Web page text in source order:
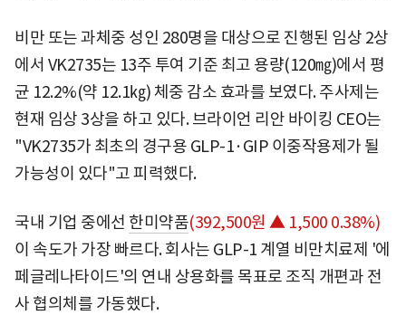
비만 또는 과체중 성인 280명을 대상으로 진행된 임상 2상
에서 VK2735는 13주 투여 기준 최고 용량(120㎎)에서 평
균 12.2%(약 12.1㎏) 체중 감소 효과를 보였다. 주사제는
현재 임상 3상을 하고 있다. 브라이언 리안 바이킹 CEO는
"VK2735가 최초의 경구용 GLP-1·GIP 이중작용제가 될
가능성이 있다"고 피력했다.
국내 기업 중에선 한미약품(392,500원 ▲ 1,500 0.38%)
이 속도가 가장 빠르다. 회사는 GLP-1 계열 비만치료제 '에
페글레나타이드'의 연내 상용화를 목표로 조직 개편과 전
사 협의체를 가동했다.